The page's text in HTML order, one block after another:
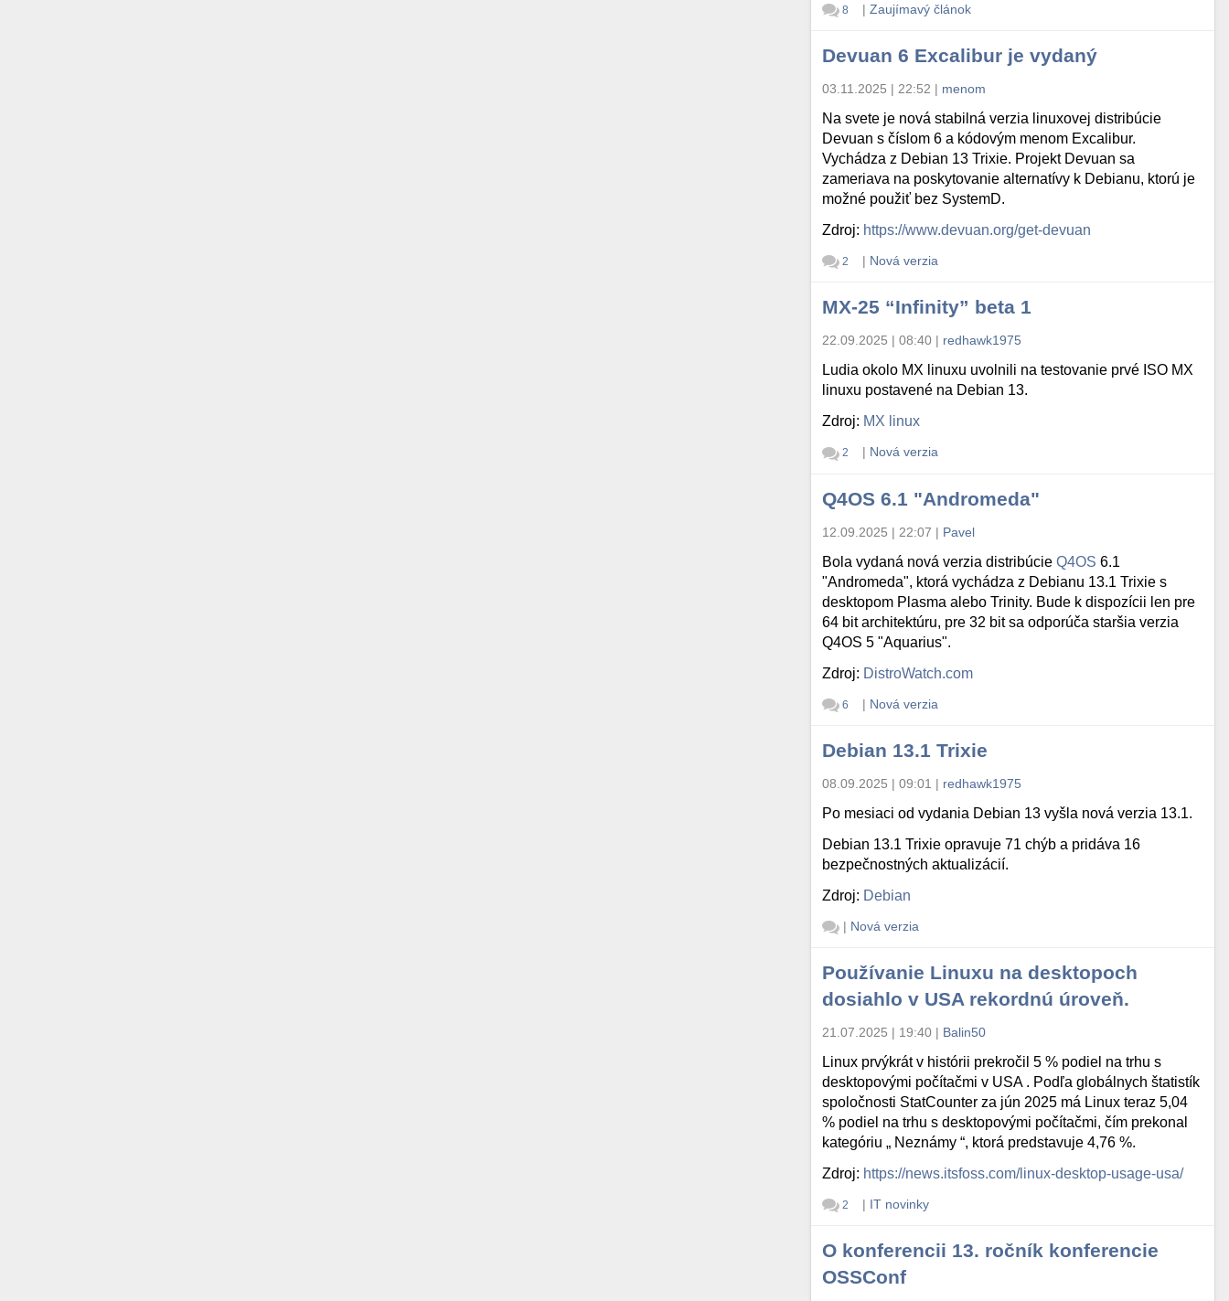
8 | Zaujímavý článok
Devuan 6 Excalibur je vydaný
03.11.2025 | 22:52 | menom
Na svete je nová stabilná verzia linuxovej distribúcie
Devuan s číslom 6 a kódovým menom Excalibur.
Vychádza z Debian 13 Trixie. Projekt Devuan sa
zameriava na poskytovanie alternatívy k Debianu, ktorú je
možné použiť bez SystemD.
Zdroj: https://www.devuan.org/get-devuan
2 | Nová verzia
MX-25 “Infinity” beta 1
22.09.2025 | 08:40 | redhawk1975
Ludia okolo MX linuxu uvolnili na testovanie prvé ISO MX
linuxu postavené na Debian 13.
Zdroj: MX linux
2 | Nová verzia
Q4OS 6.1 "Andromeda"
12.09.2025 | 22:07 | Pavel
Bola vydaná nová verzia distribúcieQ4OS 6.1
"Andromeda", ktorá vychádza z Debianu 13.1 Trixie s
desktopom Plasma alebo Trinity. Bude k dispozícii len pre
64 bit architektúru, pre 32 bit sa odporúča staršia verzia
Q4OS 5 "Aquarius".
Zdroj: DistroWatch.com
6 | Nová verzia
Debian 13.1 Trixie
08.09.2025 | 09:01 | redhawk1975
Po mesiaci od vydania Debian 13 vyšla nová verzia 13.1.
Debian 13.1 Trixie opravuje 71 chýb a pridáva 16
bezpečnostných aktualizácií.
Zdroj: Debian
| Nová verzia
Používanie Linuxu na desktopoch
dosiahlo v USA rekordnú úroveň.
21.07.2025 | 19:40 | Balin50
Linux prvýkrát v histórii prekročil 5 % podiel na trhu s
desktopovými počítačmi v USA . Podľa globálnych štatistík
spoločnosti StatCounter za jún 2025 má Linux teraz 5,04
% podiel na trhu s desktopovými počítačmi, čím prekonal
kategóriu „ Neznámy “, ktorá predstavuje 4,76 %.
Zdroj: https://news.itsfoss.com/linux-desktop-usage-usa/
2 | IT novinky
O konferencii 13. ročník konferencie
OSSConf